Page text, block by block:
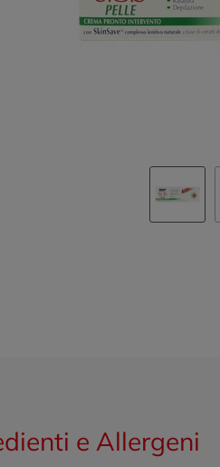
e Allergeni